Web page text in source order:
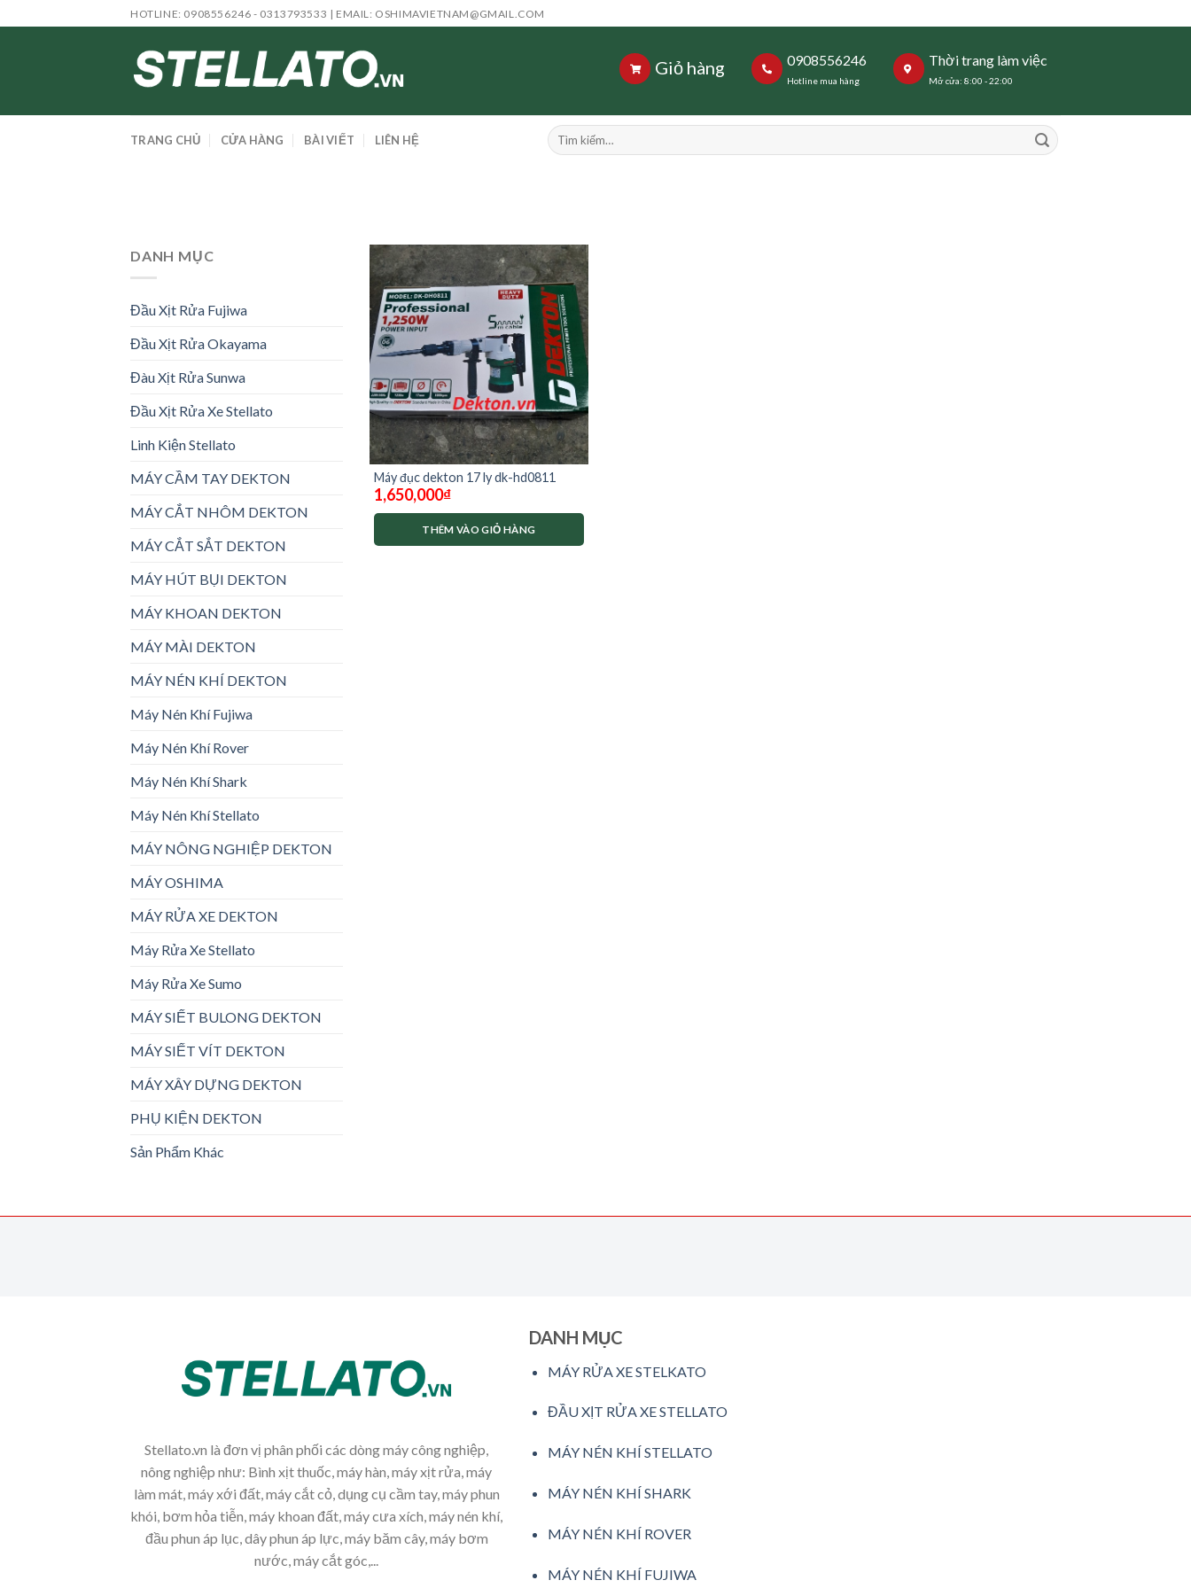
to
HOTLINE: 0908556246 - 0313793533 | EMAIL: OSHIMAVIETNAM@GMAIL.COM
Giỏ hàng 0908556246
Hotline mua hàng
Thời trang làm việc
Mở cửa: 8:00 - 22:00
TRANG CHỦ CỬA HÀNG BÀI VIẾT LIÊN HỆ
Tìm
kiếm:
DANH MỤC
Đầu Xịt Rửa Fujiwa
Đầu Xịt Rửa Okayama
Đàu Xịt Rửa Sunwa
Đầu Xịt Rửa Xe Stellato
Linh Kiện Stellato
MÁY CẦM TAY DEKTON
MÁY CẮT NHÔM DEKTON
MÁY CẮT SẮT DEKTON
MÁY HÚT BỤI DEKTON
MÁY KHOAN DEKTON
MÁY MÀI DEKTON
MÁY NÉN KHÍ DEKTON
Máy Nén Khí Fujiwa
Máy Nén Khí Rover
Máy Nén Khí Shark
Máy Nén Khí Stellato
MÁY NÔNG NGHIỆP DEKTON
MÁY OSHIMA
MÁY RỬA XE DEKTON
Máy Rửa Xe Stellato
Máy Rửa Xe Sumo
MÁY SIẾT BULONG DEKTON
MÁY SIẾT VÍT DEKTON
MÁY XÂY DỰNG DEKTON
PHỤ KIỆN DEKTON
Sản Phẩm Khác
Máy đục dekton 17 ly dk-hd0811
1,650,000₫
THÊM VÀO GIỎ HÀNG
Stellato.vn là đơn vị phân phối các dòng máy công nghiệp,
nông nghiệp như: Bình xịt thuốc, máy hàn, máy xịt rửa, máy
làm mát, máy xới đất, máy cắt cỏ, dụng cụ cầm tay, máy phun
khói, bơm hỏa tiễn, máy khoan đất, máy cưa xích, máy nén khí,
đầu phun áp lục, dây phun áp lực, máy băm cây, máy bơm
nước, máy cắt góc,...
DANH MỤC
MÁY RỬA XE STELKATO
ĐẦU XỊT RỬA XE STELLATO
MÁY NÉN KHÍ STELLATO
MÁY NÉN KHÍ SHARK
MÁY NÉN KHÍ ROVER
MÁY NÉN KHÍ FUJIWA